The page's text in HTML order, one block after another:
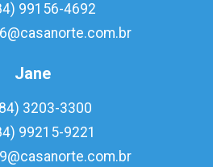
99156-4692
Jane
3203-3300
99215-9221